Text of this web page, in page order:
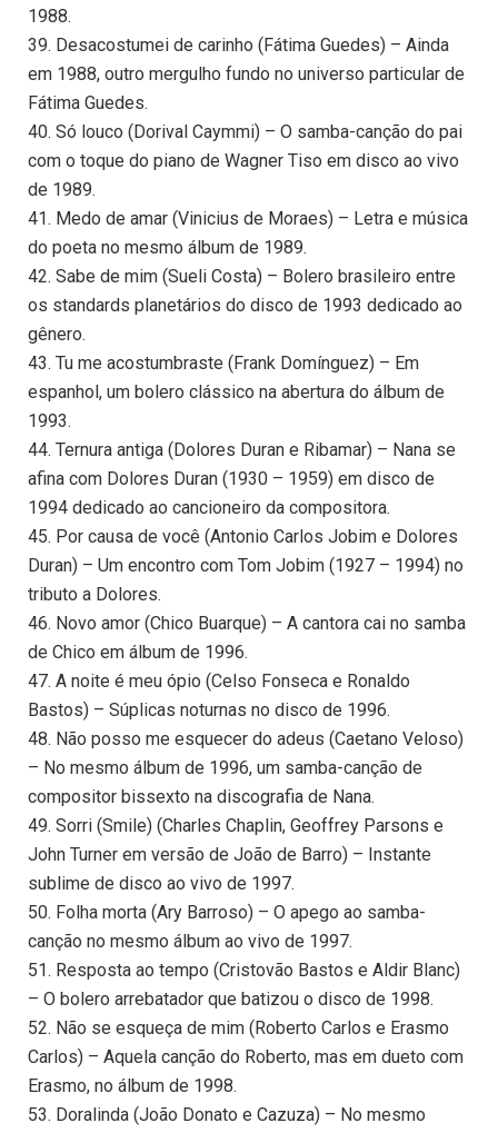
1988.
39. Desacostumei de carinho (Fátima Guedes) – Ainda
em 1988, outro mergulho fundo no universo particular de
Fátima Guedes.
40. Só louco (Dorival Caymmi) – O samba-canção do pai
com o toque do piano de Wagner Tiso em disco ao vivo
de 1989.
41. Medo de amar (Vinicius de Moraes) – Letra e música
do poeta no mesmo álbum de 1989.
42. Sabe de mim (Sueli Costa) – Bolero brasileiro entre
os standards planetários do disco de 1993 dedicado ao
gênero.
43. Tu me acostumbraste (Frank Domínguez) – Em
espanhol, um bolero clássico na abertura do álbum de
1993.
44. Ternura antiga (Dolores Duran e Ribamar) – Nana se
afina com Dolores Duran (1930 – 1959) em disco de
1994 dedicado ao cancioneiro da compositora.
45. Por causa de você (Antonio Carlos Jobim e Dolores
Duran) – Um encontro com Tom Jobim (1927 – 1994) no
tributo a Dolores.
46. Novo amor (Chico Buarque) – A cantora cai no samba
de Chico em álbum de 1996.
47. A noite é meu ópio (Celso Fonseca e Ronaldo
Bastos) – Súplicas noturnas no disco de 1996.
48. Não posso me esquecer do adeus (Caetano Veloso)
– No mesmo álbum de 1996, um samba-canção de
compositor bissexto na discografia de Nana.
49. Sorri (Smile) (Charles Chaplin, Geoffrey Parsons e
John Turner em versão de João de Barro) – Instante
sublime de disco ao vivo de 1997.
50. Folha morta (Ary Barroso) – O apego ao samba-
canção no mesmo álbum ao vivo de 1997.
51. Resposta ao tempo (Cristovão Bastos e Aldir Blanc)
– O bolero arrebatador que batizou o disco de 1998.
52. Não se esqueça de mim (Roberto Carlos e Erasmo
Carlos) – Aquela canção do Roberto, mas em dueto com
Erasmo, no álbum de 1998.
53. Doralinda (João Donato e Cazuza) – No mesmo